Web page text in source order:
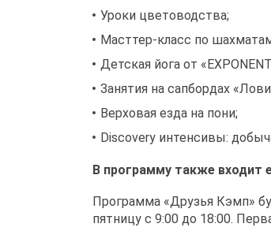
Уроки цветоводства;
Масттер-класс по
Детская йога от
Занятия на сапбордах
Верховая езда на пони;
Discovery интенсивы:
В программу также входит
Программа «Друзья Кэмп»
пятницу с 9:00 до 18:00.